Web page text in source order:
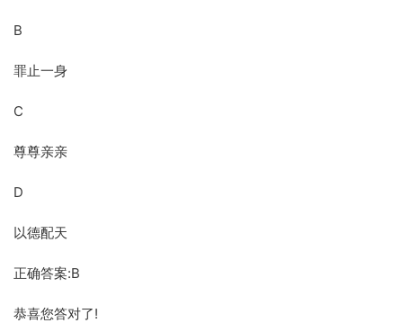
B
罪止一身
C
尊尊亲亲
D
以德配天
正确答案:B
恭喜您答对了!